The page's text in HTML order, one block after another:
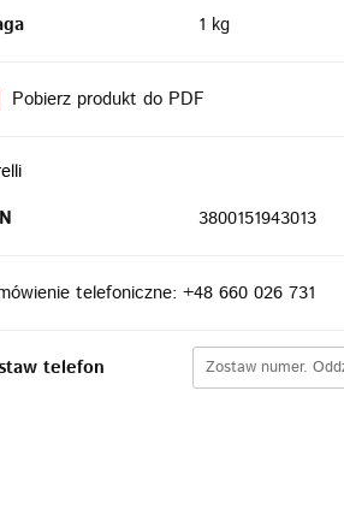
1 kg
Pobierz produkt do PDF
3800151943013
telefoniczne: +48 660 026 731
telefon